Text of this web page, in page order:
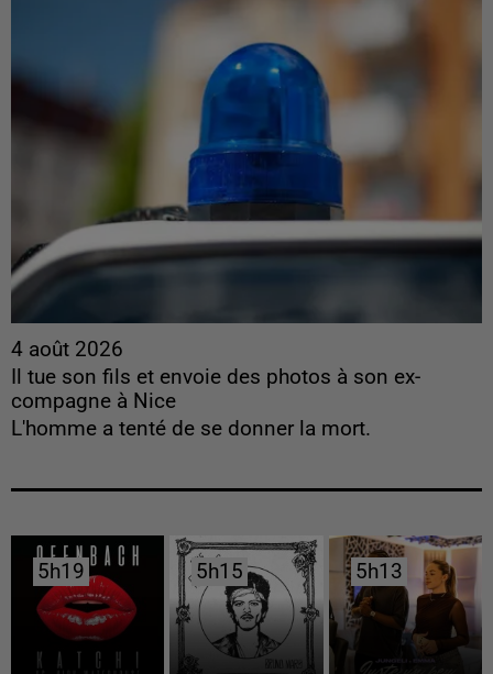
4 août 2026
Il tue son fils et envoie des photos à son ex-
compagne à Nice
L'homme a tenté de se donner la mort.
5h19
5h19 5h15
5h15 5h13
5h13